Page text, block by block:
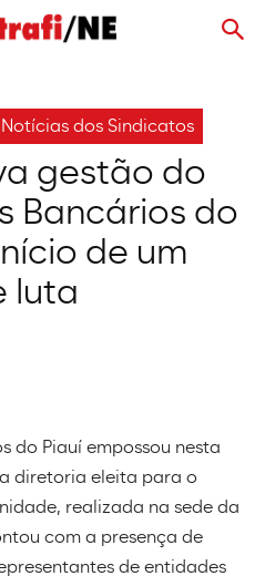
Notícias dos Sindicatos
gestão do
Bancários do
de um
luta
do Piauí empossou nesta
diretoria eleita para o
realizada na sede da
com a presença de
de entidades